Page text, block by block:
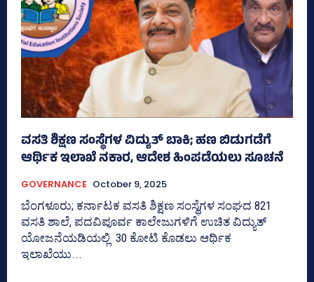
ವಸತಿ ಶಿಕ್ಷಣ ಸಂಸ್ಥೆಗಳ ವಿದ್ಯುತ್‌ ಬಾಕಿ; ಹಣ ಬಿಡುಗಡೆಗೆ
ಆರ್ಥಿಕ ಇಲಾಖೆ ನಕಾರ, ಆದೇಶ ಹಿಂಪಡೆಯಲು ಸೂಚನೆ
GOVERNANCE October 9, 2025
ಬೆಂಗಳೂರು; ಕರ್ನಾಟಕ ವಸತಿ ಶಿಕ್ಷಣ ಸಂಸ್ಥೆಗಳ ಸಂಘದ 821
ವಸತಿ ಶಾಲೆ, ಪದವಿಪೂರ್ವ ಕಾಲೇಜುಗಳಿಗೆ ಉಚಿತ ವಿದ್ಯುತ್
ಯೋಜನೆಯಡಿಯಲ್ಲಿ 30 ಕೋಟಿ ಕೊಡಲು ಆರ್ಥಿಕ
ಇಲಾಖೆಯು...